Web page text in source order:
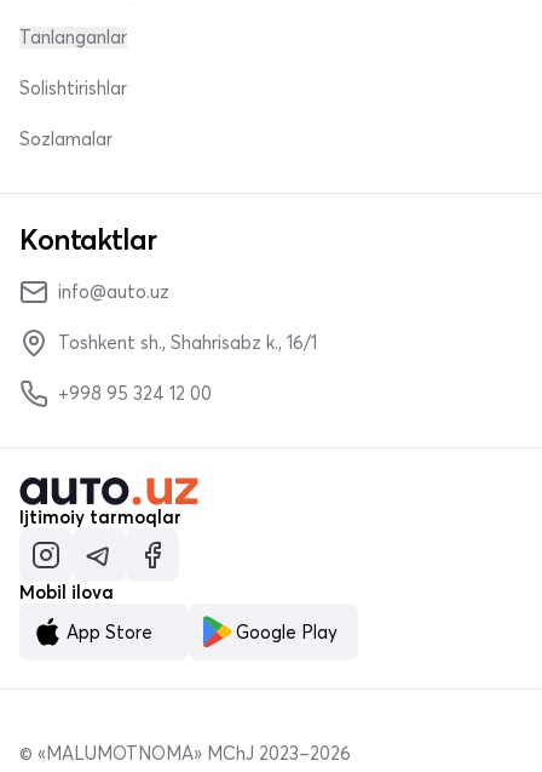
Tanlanganlar
Solishtirishlar
Sozlamalar
Kontaktlar
info@auto.uz
Toshkent sh., Shahrisabz k., 16/1
+998 95 324 12 00
Ijtimoiy tarmoqlar
Mobil ilova
App Store
Google Play
© «MALUMOTNOMA» MChJ 2023–2026